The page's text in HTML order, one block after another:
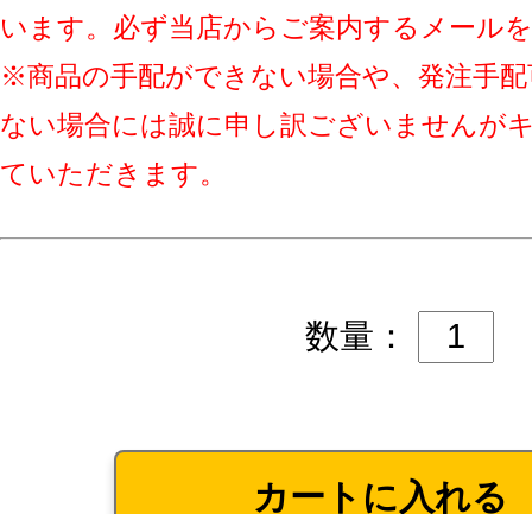
います。必ず当店からご案内するメール
※商品の手配ができない場合や、発注手
ない場合には誠に申し訳ございませんが
ていただきます。
数量：